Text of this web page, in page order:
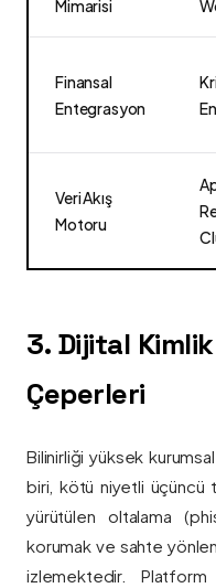
Mimarisi
Finansal
Entegrasyon
Veri Akış
Motoru
3. Dijital
Çeperleri
Bilinirliği yüksek
biri, kötü niyetli üçüncü
yürütülen oltalama
korumak ve sahte
izlemektedir. Platform